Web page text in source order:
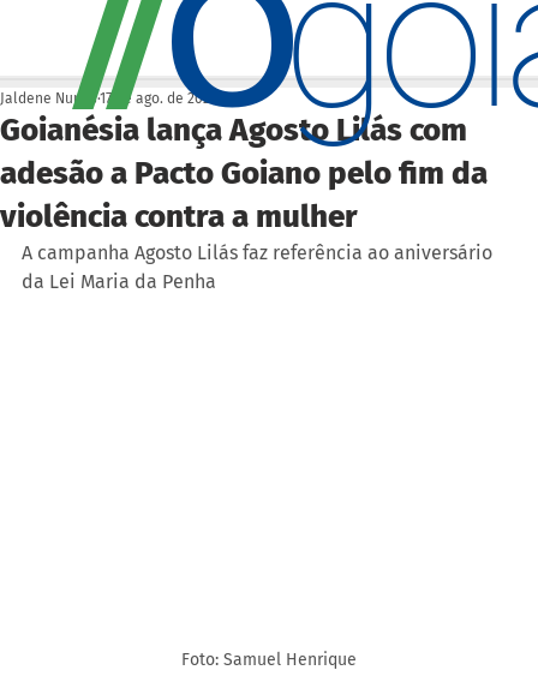
Goianésia lança Agosto Lilás com
adesão a Pacto Goiano pelo fim da
violência contra a mulher
Jaldene Nunes17 de ago. de 2022
A campanha Agosto Lilás faz referência ao aniversário
da Lei Maria da Penha
Foto: Samuel Henrique